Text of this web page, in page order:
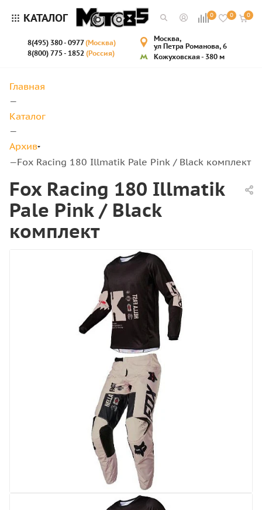
КАТАЛОГ 0 0 0
8(495) 380 - 0977(Москва)
8(800) 775 - 1852 (Россия)
Москва,
ул Петра Романова, 6
Кожуховская - 380 м
Главная
—
Каталог
—
Архив
—Fox Racing 180 Illmatik Pale Pink / Black комплект
Fox Racing 180 Illmatik
Pale Pink / Black
комплект